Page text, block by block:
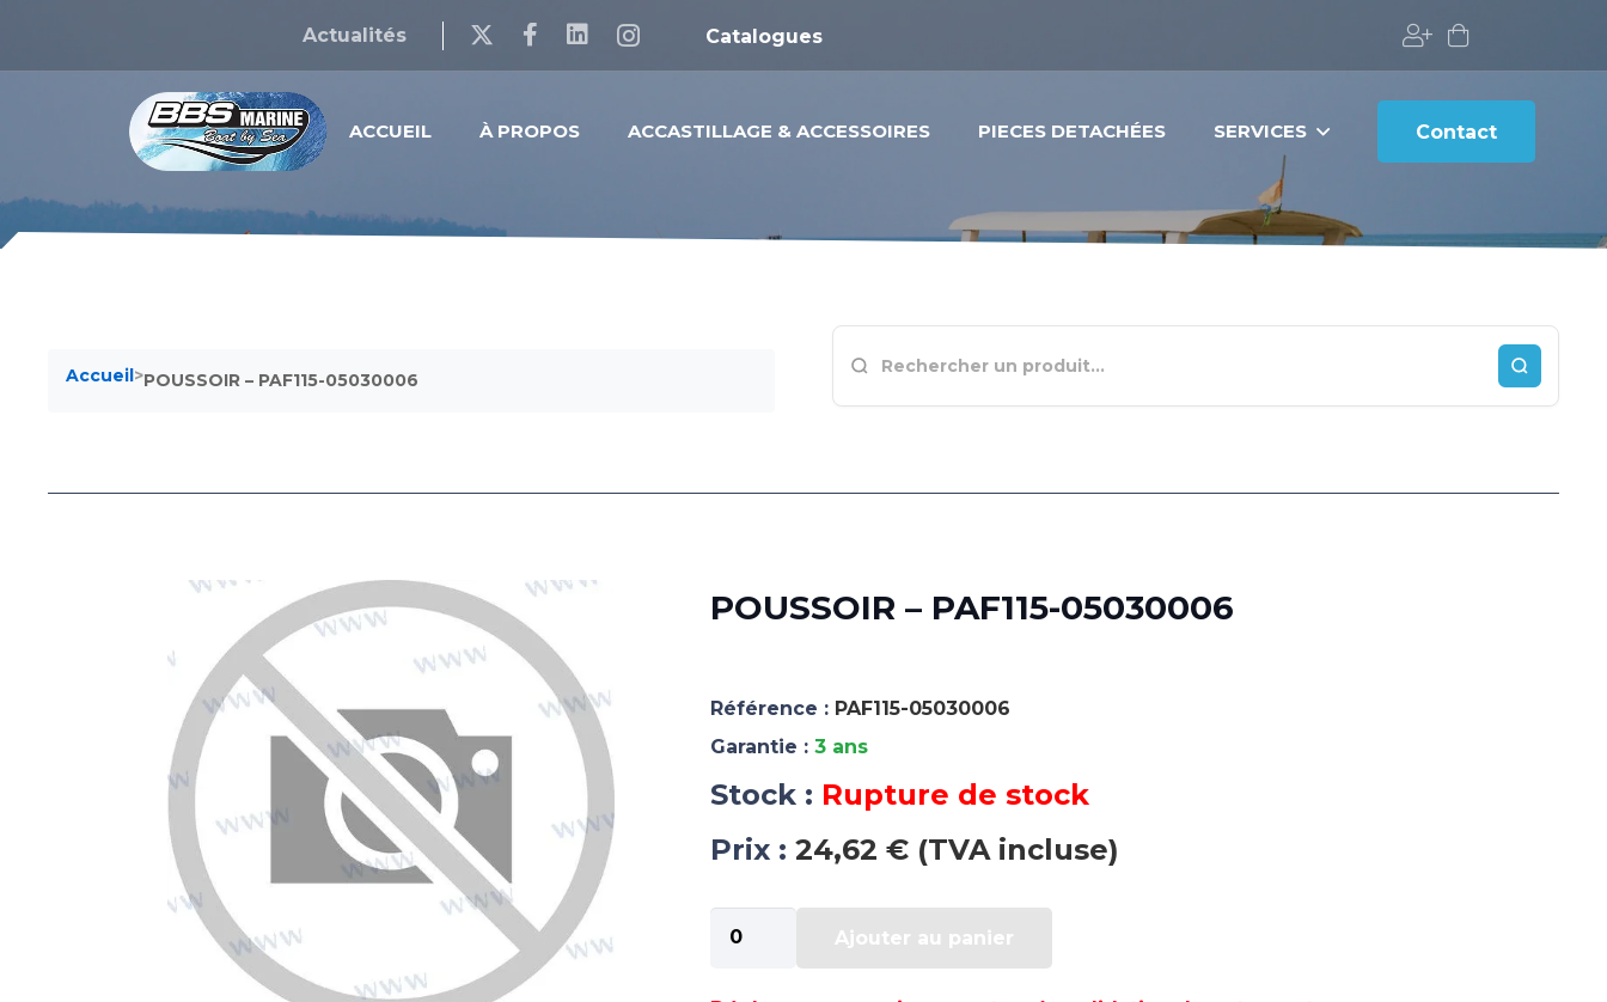
Actualités Catalogues
ACCUEIL À PROPOS ACCASTILLAGE & ACCESSOIRES PIECES DETACHÉES SERVICES Contact
Accueil>POUSSOIR – PAF115-05030006
POUSSOIR – PAF115-05030006
Référence : PAF115-05030006
Garantie : 3 ans
Stock : Rupture de stock
Prix : 24,62 € (TVA incluse)
de
Ajouter au panier